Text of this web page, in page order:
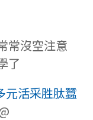
常沒空注意
了
元活采胜肽蠶